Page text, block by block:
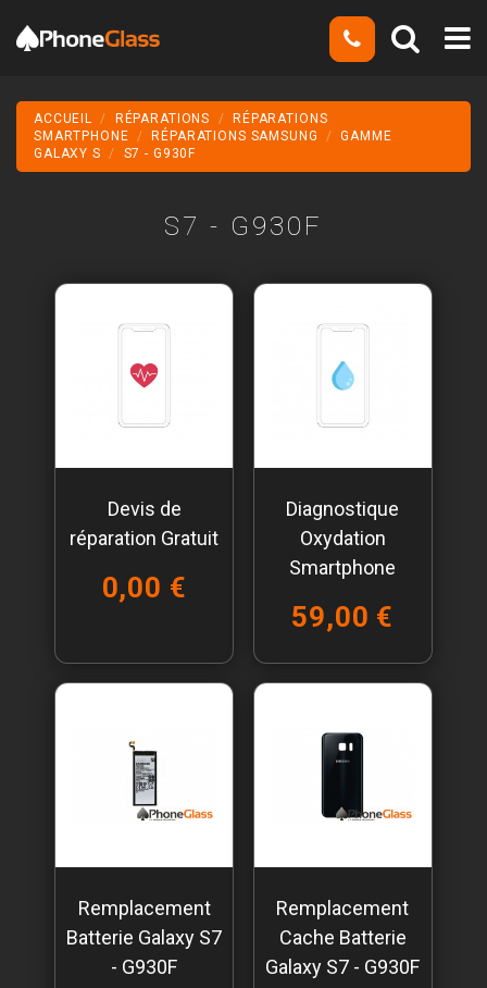
ACCUEIL RÉPARATIONS
RÉPARATIONS
SMARTPHONE
RÉPARATIONS SAMSUNG
GAMME
GALAXY S
S7 - G930F
S7 - G930F
Devis de
réparation Gratuit
0,00 €
Diagnostique
Oxydation
Smartphone
59,00 €
Remplacement
Batterie Galaxy S7
- G930F
Remplacement
Cache Batterie
Galaxy S7 - G930F